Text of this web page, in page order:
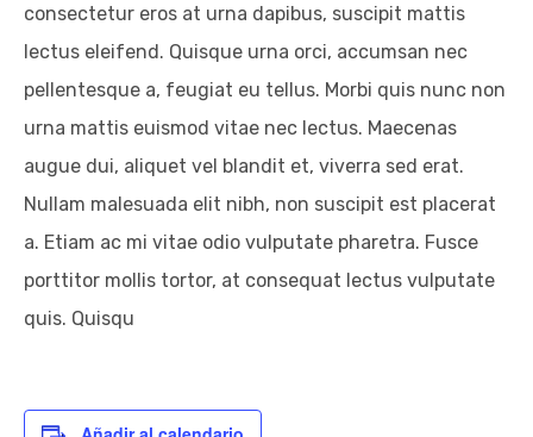
consectetur eros at urna dapibus, suscipit mattis
lectus eleifend. Quisque urna orci, accumsan nec
pellentesque a, feugiat eu tellus. Morbi quis nunc non
urna mattis euismod vitae nec lectus. Maecenas
augue dui, aliquet vel blandit et, viverra sed erat.
Nullam malesuada elit nibh, non suscipit est placerat
a. Etiam ac mi vitae odio vulputate pharetra. Fusce
porttitor mollis tortor, at consequat lectus vulputate
quis. Quisqu